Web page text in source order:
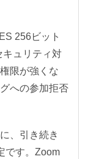
256ビット
キュリティ対
限が強くな
への参加拒否
、引き続き
です。Zoom